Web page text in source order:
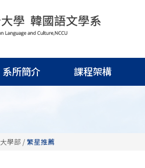
系所簡介 課程架構
大學部 / 繁星推薦